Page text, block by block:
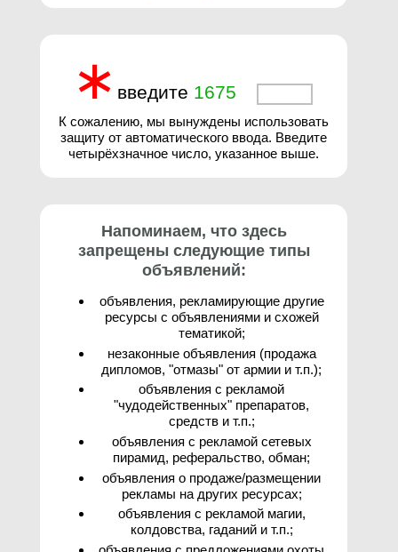
∗ введите 1675
К сожалению, мы вынуждены использовать
защиту от автоматического ввода. Введите
четырёхзначное число, указанное выше.
Напоминаем, что здесь
запрещены следующие типы
объявлений:
объявления, рекламирующие другие
ресурсы с объявлениями и схожей
тематикой;
незаконные объявления (продажа
дипломов, "отмазы" от армии и т.п.);
объявления с рекламой
"чудодейственных" препаратов,
средств и т.п.;
объявления с рекламой сетевых
пирамид, реферальство, обман;
объявления о продаже/размещении
рекламы на других ресурсах;
объявления с рекламой магии,
колдовства, гаданий и т.п.;